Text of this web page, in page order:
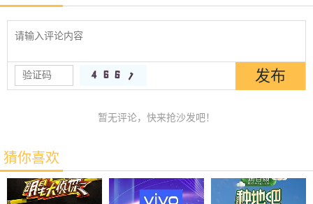
暂无评论，快来抢沙发吧！
猜你喜欢